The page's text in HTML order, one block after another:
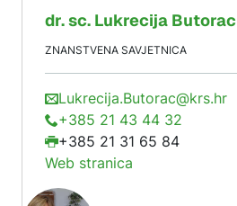
dr. sc. Lukrecija Butorac
ZNANSTVENA SAVJETNICA
Lukrecija.Butorac@krs.hr
+385 21 43 44 32
+385 21 31 65 84
Web stranica